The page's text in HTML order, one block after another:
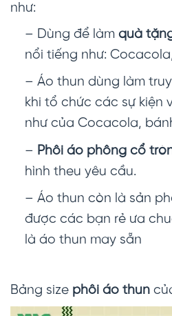
như:
– Dùng để làm quà
nổi tiếng như:
– Áo thun dùng làm
khi tổ chức các sự kiện
như của Cocacola,
– Phôi áo phông cổ
hình theu yêu cầu.
– Áo thun còn là sản
được các bạn rẻ ưa
là áo thun may sẵn
Bảng size phôi áo thun